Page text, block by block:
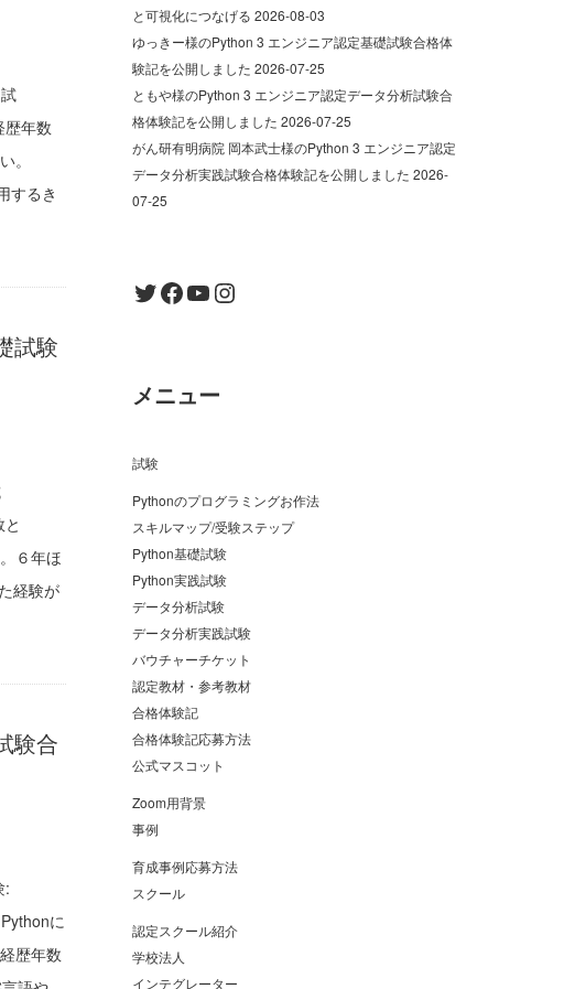
年数
。
するき
試験
６年ほ
経験が
験合
:
に
歴年数
と可視化につなげる 2026-08-03
ゆっきー様のPython 3 エンジニア認定基礎試験合格体
験記を公開しました 2026-07-25
ともや様のPython 3 エンジニア認定データ分析試験合
格体験記を公開しました 2026-07-25
がん研有明病院 岡本武士様のPython 3 エンジニア認定
データ分析実践試験合格体験記を公開しました 2026-
07-25
Twitter
Facebook
YouTube
Instagram
メニュー
試験
Pythonのプログラミングお作法
スキルマップ/受験ステップ
Python基礎試験
Python実践試験
データ分析試験
データ分析実践試験
バウチャーチケット
認定教材・参考教材
合格体験記
合格体験記応募方法
公式マスコット
Zoom用背景
事例
育成事例応募方法
スクール
認定スクール紹介
学校法人
インテグレーター